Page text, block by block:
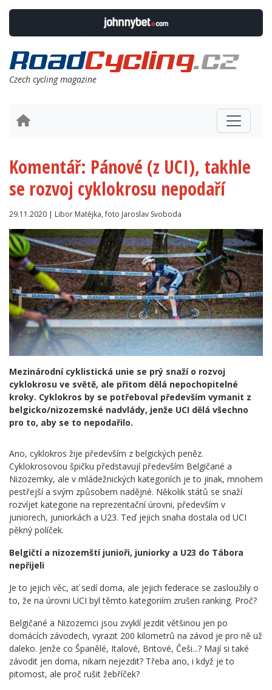
Czech cycling magazine
Komentář: Pánové (z UCI), takhle
se rozvoj cyklokrosu nepodaří
29.11.2020 | Libor Matějka, foto Jaroslav Svoboda
Mezinárodní cyklistická unie se prý snaží o rozvoj
cyklokrosu ve světě, ale přitom dělá nepochopitelné
kroky. Cyklokros by se potřeboval především vymanit z
belgicko/nizozemské nadvlády, jenže UCI dělá všechno
pro to, aby se to nepodařilo.
Ano, cyklokros žije především z belgických peněz.
Cyklokrosovou špičku představují především Belgičané a
Nizozemky, ale v mládežnických kategoriích je to jinak, mnohem
pestřejší a svým způsobem nadějné. Několik států se snaží
rozvíjet kategorie na reprezentační úrovni, především v
juniorech, juniorkách a U23. Teď jejich snaha dostala od UCI
pěkný políček.
Belgičtí a nizozemští junioři, juniorky a U23 do Tábora
nepřijeli
Je to jejich věc, ať sedí doma, ale jejich federace se zasloužily o
to, že na úrovni UCI byl těmto kategoriím zrušen ranking. Proč?
Belgičané a Nizozemci jsou zvyklí jezdit většinou jen po
domácích závodech, vyrazit 200 kilometrů na závod je pro ně už
daleko. Jenže co Španělé, Italové, Britové, Češi...? Mají si také
závodit jen doma, nikam nejezdit? Třeba ano, i když je to
pitomost, ale proč rušit žebříček?